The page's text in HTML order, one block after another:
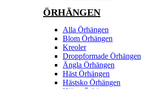
ÖRHÄNGEN
Alla Örhängen
Blom Örhängen
Kreoler
Droppformade Örhängen
Ängla Örhängen
Häst Örhängen
Hästsko Örhängen